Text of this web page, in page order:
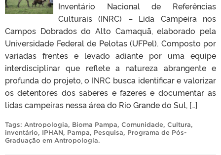
Inventário Nacional de Referências
Culturais (INRC) – Lida Campeira nos
Campos Dobrados do Alto Camaquã, elaborado pela
Universidade Federal de Pelotas (UFPel). Composto por
variadas frentes e levado adiante por uma equipe
interdisciplinar que reflete a natureza abrangente e
profunda do projeto, o INRC busca identificar e valorizar
os detentores dos saberes e fazeres e documentar as
lidas campeiras nessa área do Rio Grande do Sul, […]
Tags: Antropologia, Bioma Pampa, Comunidade, Cultura,
inventário, IPHAN, Pampa, Pesquisa, Programa de Pós-
Graduação em Antropologia.